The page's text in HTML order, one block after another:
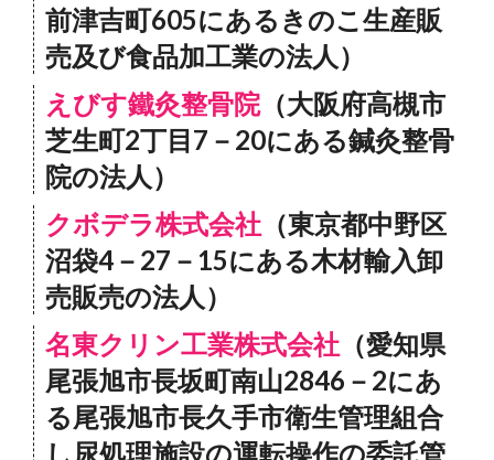
前津吉町605にあるきのこ生産販
売及び食品加工業の法人）
えびす鐵灸整骨院（大阪府高槻市
芝生町2丁目7－20にある鍼灸整骨
院の法人）
クボデラ株式会社 （東京都中野区
沼袋4－27－15にある木材輸入卸
売販売の法人）
名東クリン工業株式会社 （愛知県
尾張旭市長坂町南山2846－2にあ
る尾張旭市長久手市衛生管理組合
し尿処理施設の運転操作の委託管